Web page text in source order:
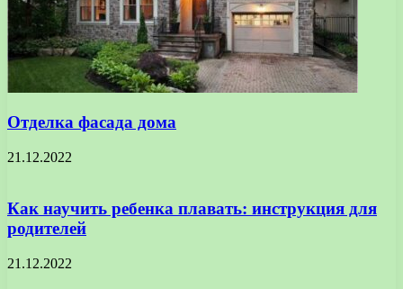
Отделка фасада дома
21.12.2022
Как научить ребенка плавать: инструкция для
родителей
21.12.2022